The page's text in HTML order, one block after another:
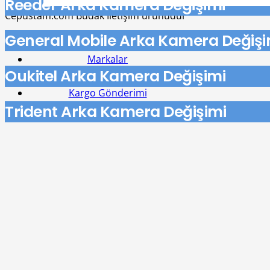
Reeder Arka Kamera Değişimi
General Mobile Arka Kamera
Oukitel Arka Kamera Değişimi
Trident Arka Kamera Değişimi
Cepustam.com Budak İletişim ürünüdür
Tamir Hizmetleri
Markalar
Blog
Kargo Gönderimi
İletişim